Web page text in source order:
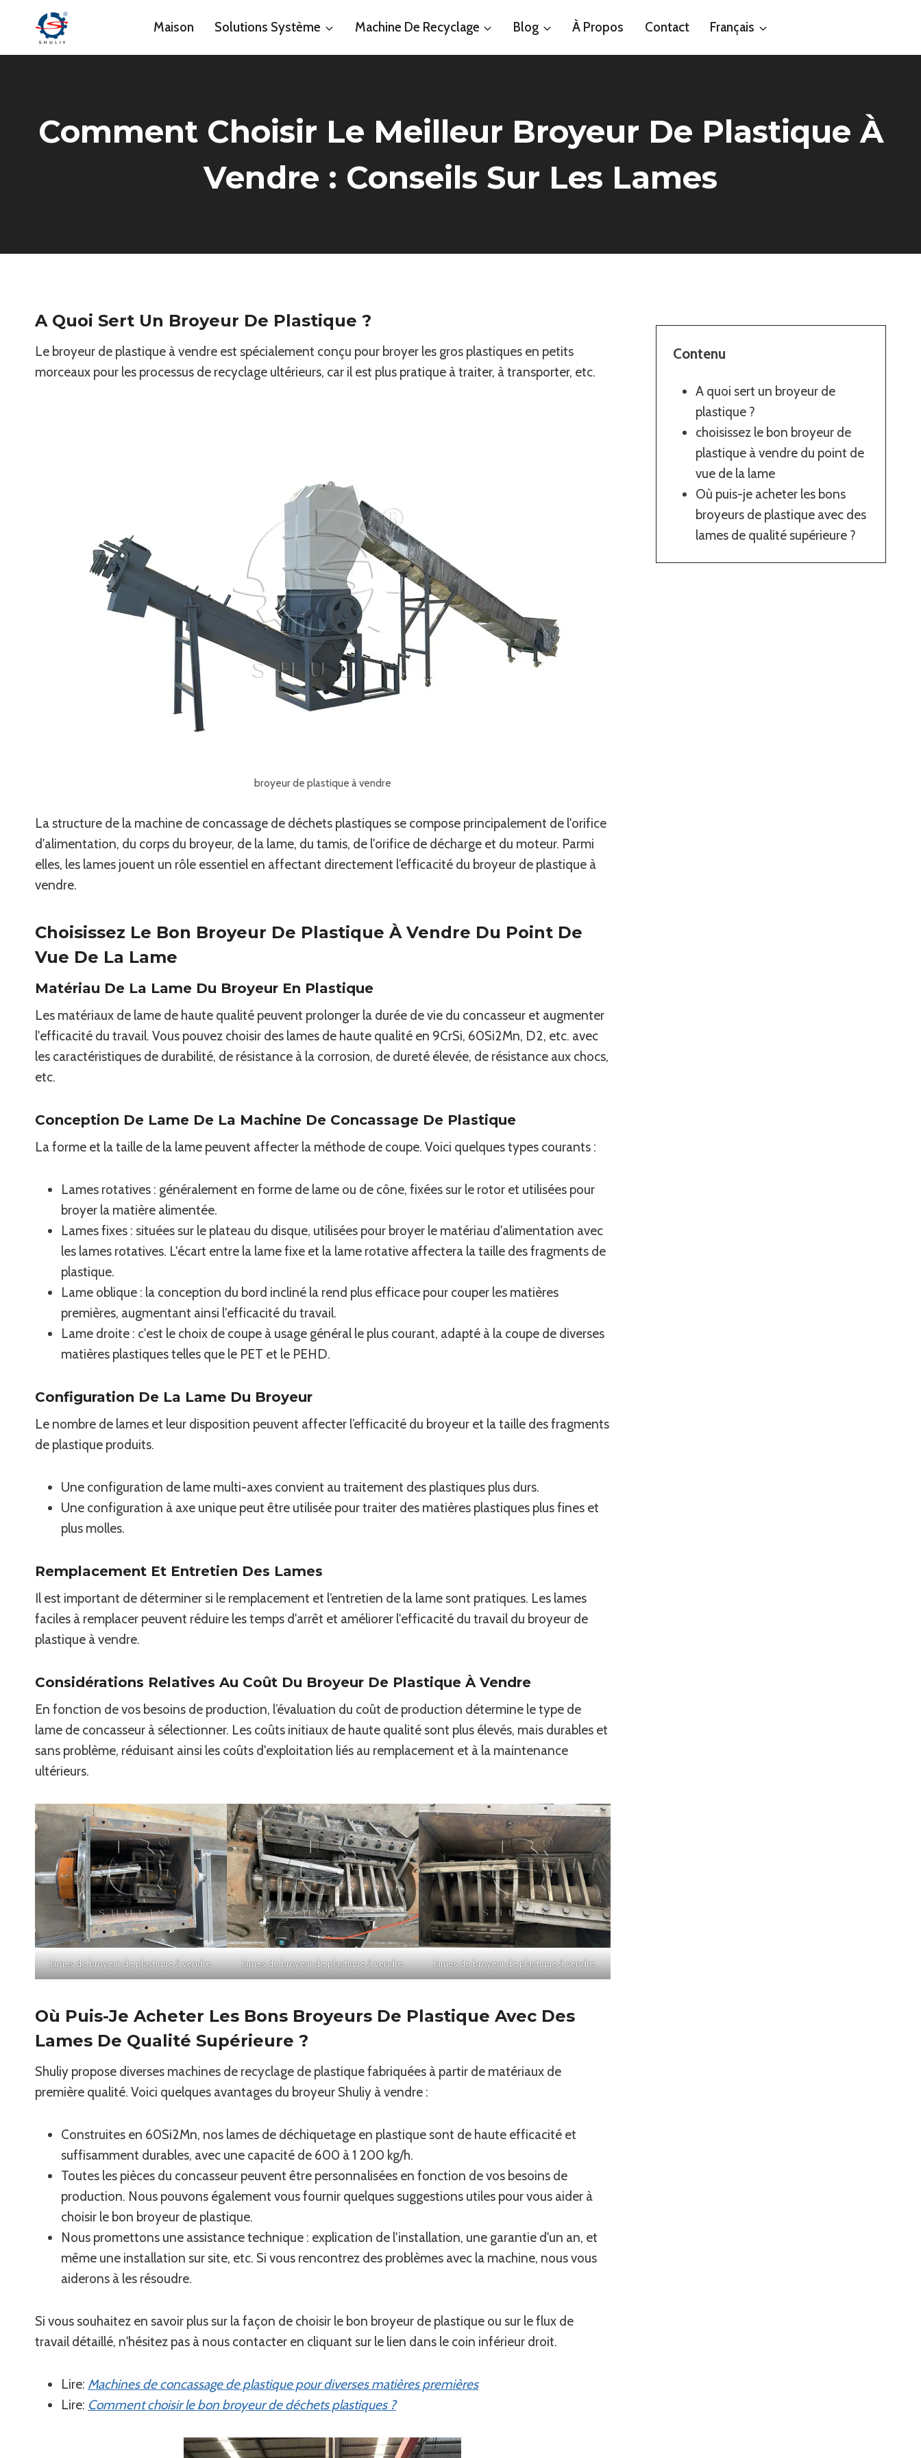
Maison Solutions Système Machine De Recyclage Blog À Propos Contact Français
Comment Choisir Le Meilleur Broyeur De Plastique À
Vendre : Conseils Sur Les Lames
A Quoi Sert Un Broyeur De Plastique ?
Le broyeur de plastique à vendre est spécialement conçu pour broyer les gros plastiques en petits
morceaux pour les processus de recyclage ultérieurs, car il est plus pratique à traiter, à transporter, etc.
broyeur de plastique à vendre
La structure de la machine de concassage de déchets plastiques se compose principalement de l'orifice
d'alimentation, du corps du broyeur, de la lame, du tamis, de l'orifice de décharge et du moteur. Parmi
elles, les lames jouent un rôle essentiel en affectant directement l’efficacité du broyeur de plastique à
vendre.
Choisissez Le Bon Broyeur De Plastique À Vendre Du Point De
Vue De La Lame
Matériau De La Lame Du Broyeur En Plastique
Les matériaux de lame de haute qualité peuvent prolonger la durée de vie du concasseur et augmenter
l'efficacité du travail. Vous pouvez choisir des lames de haute qualité en 9CrSi, 60Si2Mn, D2, etc. avec
les caractéristiques de durabilité, de résistance à la corrosion, de dureté élevée, de résistance aux chocs,
etc.
Conception De Lame De La Machine De Concassage De Plastique
La forme et la taille de la lame peuvent affecter la méthode de coupe. Voici quelques types courants :
Lames rotatives : généralement en forme de lame ou de cône, fixées sur le rotor et utilisées pour
broyer la matière alimentée.
Lames fixes : situées sur le plateau du disque, utilisées pour broyer le matériau d'alimentation avec
les lames rotatives. L'écart entre la lame fixe et la lame rotative affectera la taille des fragments de
plastique.
Lame oblique : la conception du bord incliné la rend plus efficace pour couper les matières
premières, augmentant ainsi l'efficacité du travail.
Lame droite : c'est le choix de coupe à usage général le plus courant, adapté à la coupe de diverses
matières plastiques telles que le PET et le PEHD.
Configuration De La Lame Du Broyeur
Le nombre de lames et leur disposition peuvent affecter l’efficacité du broyeur et la taille des fragments
de plastique produits.
Une configuration de lame multi-axes convient au traitement des plastiques plus durs.
Une configuration à axe unique peut être utilisée pour traiter des matières plastiques plus fines et
plus molles.
Remplacement Et Entretien Des Lames
Il est important de déterminer si le remplacement et l’entretien de la lame sont pratiques. Les lames
faciles à remplacer peuvent réduire les temps d'arrêt et améliorer l'efficacité du travail du broyeur de
plastique à vendre.
Considérations Relatives Au Coût Du Broyeur De Plastique À Vendre
En fonction de vos besoins de production, l’évaluation du coût de production détermine le type de
lame de concasseur à sélectionner. Les coûts initiaux de haute qualité sont plus élevés, mais durables et
sans problème, réduisant ainsi les coûts d'exploitation liés au remplacement et à la maintenance
ultérieurs.
lames de broyeur de plastique à vendre lames de broyeur de plastique à vendre lames de broyeur de plastique à vendre
Où Puis-Je Acheter Les Bons Broyeurs De Plastique Avec Des
Lames De Qualité Supérieure ?
Shuliy propose diverses machines de recyclage de plastique fabriquées à partir de matériaux de
première qualité. Voici quelques avantages du broyeur Shuliy à vendre :
Construites en 60Si2Mn, nos lames de déchiquetage en plastique sont de haute efficacité et
suffisamment durables, avec une capacité de 600 à 1 200 kg/h.
Toutes les pièces du concasseur peuvent être personnalisées en fonction de vos besoins de
production. Nous pouvons également vous fournir quelques suggestions utiles pour vous aider à
choisir le bon broyeur de plastique.
Nous promettons une assistance technique : explication de l'installation, une garantie d'un an, et
même une installation sur site, etc. Si vous rencontrez des problèmes avec la machine, nous vous
aiderons à les résoudre.
Si vous souhaitez en savoir plus sur la façon de choisir le bon broyeur de plastique ou sur le flux de
travail détaillé, n'hésitez pas à nous contacter en cliquant sur le lien dans le coin inférieur droit.
Lire: Machines de concassage de plastique pour diverses matières premières
Lire: Comment choisir le bon broyeur de déchets plastiques ?
Contenu
A quoi sert un broyeur de
plastique ?
choisissez le bon broyeur de
plastique à vendre du point de
vue de la lame
Où puis-je acheter les bons
broyeurs de plastique avec des
lames de qualité supérieure ?